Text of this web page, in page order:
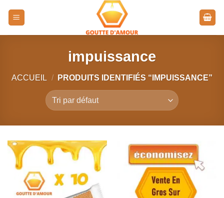
impuissance
ACCUEIL / PRODUITS IDENTIFIÉS “IMPUISSANCE”